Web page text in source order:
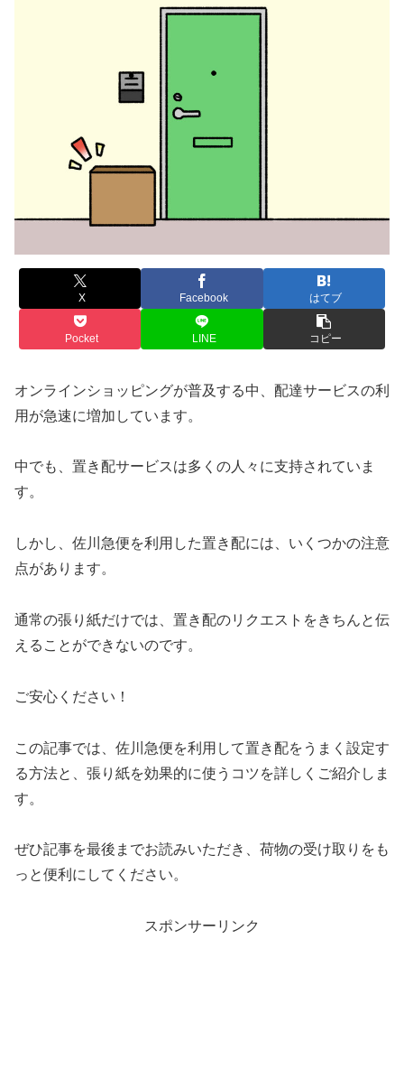
X Facebook はてブ
Pocket LINE コピー
オンラインショッピングが普及する中、配達サービスの利
用が急速に増加しています。
中でも、置き配サービスは多くの人々に支持されていま
す。
しかし、佐川急便を利用した置き配には、いくつかの注意
点があります。
通常の張り紙だけでは、置き配のリクエストをきちんと伝
えることができないのです。
ご安心ください！
この記事では、佐川急便を利用して置き配をうまく設定す
る方法と、張り紙を効果的に使うコツを詳しくご紹介しま
す。
ぜひ記事を最後までお読みいただき、荷物の受け取りをも
っと便利にしてください。
スポンサーリンク